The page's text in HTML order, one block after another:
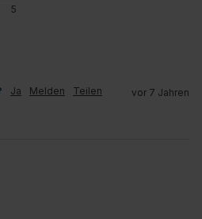
5
Ja Melden Teilen vor 7 Jahren